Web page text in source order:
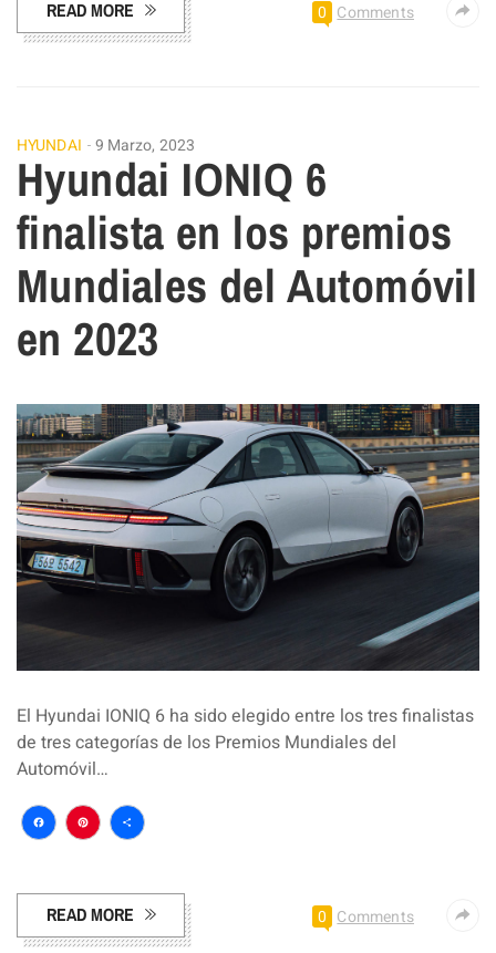
READ MORE 0 Comments
HYUNDAI 9 Marzo, 2023
Hyundai IONIQ 6
finalista en los premios
Mundiales del Automóvil
en 2023
El Hyundai IONIQ 6 ha sido elegido entre los tres finalistas
de tres categorías de los Premios Mundiales del
Automóvil…
Facebook
Pinterest
Compartir
READ MORE 0 Comments